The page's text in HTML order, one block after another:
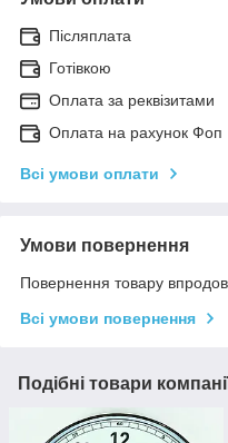
Післяплата
Готівкою
Оплата за реквізитами
Оплата на рахунок Фоп
Всі умови оплати
Умови повернення
Повернення товару
Всі умови повернення
Подібні товари